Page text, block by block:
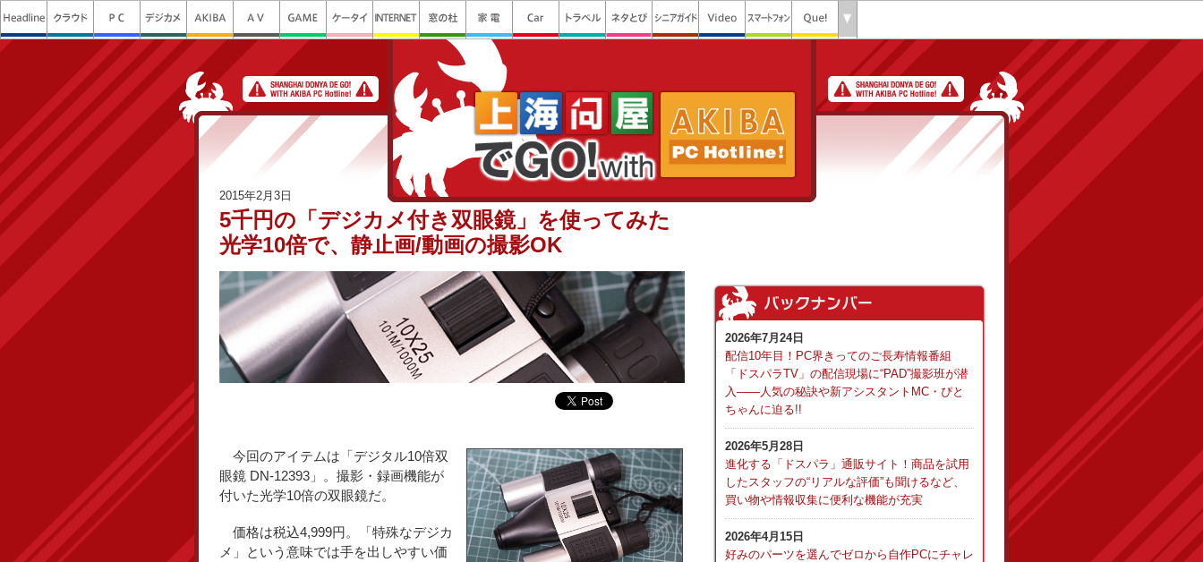
2015年2月3日
5千円の「デジカメ付き双眼鏡」を使ってみた
光学10倍で、静止画/動画の撮影OK
今回のアイテムは「デジタル10倍双
眼鏡 DN-12393」。撮影・録画機能が
付いた光学10倍の双眼鏡だ。
価格は税込4,999円。「特殊なデジカ
メ」という意味では手を出しやすい価
2026年7月24日
配信10年目！PC界きってのご長寿情報番組
「ドスパラTV」の配信現場に“PAD”撮影班が潜
入――人気の秘訣や新アシスタントMC・ぴと
ちゃんに迫る!!
2026年5月28日
進化する「ドスパラ」通販サイト！商品を試用
したスタッフの“リアルな評価”も聞けるなど、
買い物や情報収集に便利な機能が充実
2026年4月15日
好みのパーツを選んでゼロから自作PCにチャレ